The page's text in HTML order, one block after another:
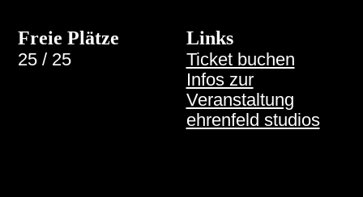
Freie Plätze
25 / 25
Links
Ticket buchen
Infos zur
Veranstaltung
ehrenfeld studios